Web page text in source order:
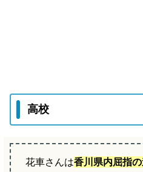
高校
花車さんは香川県内屈指の